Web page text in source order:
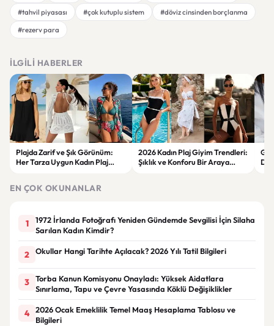
#tahvil piyasası
#çok kutuplu sistem
#döviz cinsinden borçlanma
#rezerv para
İLGILI HABERLER
Plajda Zarif ve Şık Görünüm:
Her Tarza Uygun Kadın Plaj
2026 Kadın Plaj Giyim Trendleri:
Şıklık ve Konforu Bir Araya
EN ÇOK OKUNANLAR
1
1972 İrlanda Fotoğrafı Yeniden Gündemde Sevgilisi İçin Silaha
Sarılan Kadın Kimdir?
2 Okullar Hangi Tarihte Açılacak? 2026 Yılı Tatil Bilgileri
3
Torba Kanun Komisyonu Onayladı: Yüksek Aidatlara
Sınırlama, Tapu ve Çevre Yasasında Köklü Değişiklikler
4
2026 Ocak Emeklilik Temel Maaş Hesaplama Tablosu ve
Bilgileri